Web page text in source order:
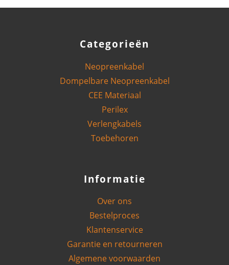
Categorieën
Neopreenkabel
Dompelbare Neopreenkabel
CEE Materiaal
Perilex
Verlengkabels
Toebehoren
Informatie
Over ons
Bestelproces
Klantenservice
Garantie en retourneren
Algemene voorwaarden